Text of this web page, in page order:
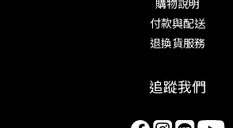
購物說明
付款與配送
退換貨服務
追蹤我們